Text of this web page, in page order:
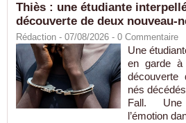
Thiès : une étudiante
découverte de deux nouveau-
Rédaction - 07/08/2026 - 0 Commentaire
Une
en garde
découverte
nés
Fall. Une
l’émotion